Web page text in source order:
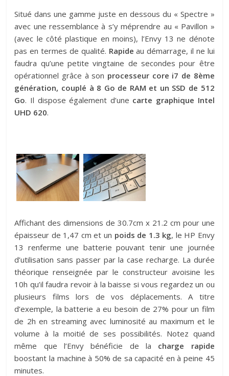
Situé dans une gamme juste en dessous du « Spectre »
avec une ressemblance à s’y méprendre au « Pavillon »
(avec le côté plastique en moins), l’Envy 13 ne dénote
pas en termes de qualité. Rapide au démarrage, il ne lui
faudra qu’une petite vingtaine de secondes pour être
opérationnel grâce à son processeur core i7 de 8ème
génération, couplé à 8 Go de RAM et un SSD de 512
Go. Il dispose également d’une carte graphique Intel
UHD 620.
Affichant des dimensions de 30.7cm x 21.2 cm pour une
épaisseur de 1,47 cm et un poids de 1.3 kg, le HP Envy
13 renferme une batterie pouvant tenir une journée
d’utilisation sans passer par la case recharge. La durée
théorique renseignée par le constructeur avoisine les
10h qu’il faudra revoir à la baisse si vous regardez un ou
plusieurs films lors de vos déplacements. A titre
d’exemple, la batterie a eu besoin de 27% pour un film
de 2h en streaming avec luminosité au maximum et le
volume à la moitié de ses possibilités. Notez quand
même que l’Envy bénéficie de la charge rapide
boostant la machine à 50% de sa capacité en à peine 45
minutes.